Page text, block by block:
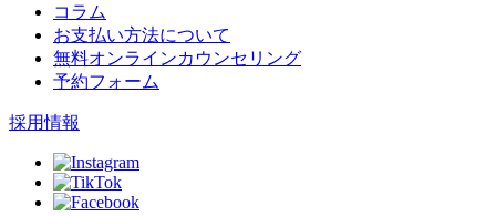
コラム
お支払い方法について
無料オンラインカウンセリング
予約フォーム
採用情報